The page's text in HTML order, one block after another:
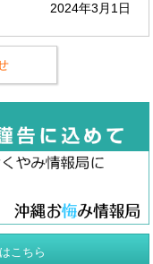
2024年3月1日
こちら